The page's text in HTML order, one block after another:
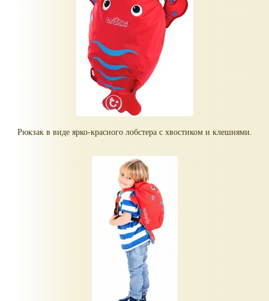
Рюкзак в виде ярко-красного лобстера с хвостиком и клешнями.